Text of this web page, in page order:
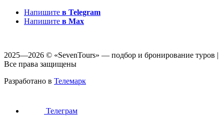
Напишите в Telegram
Напишите в Max
2025—2026 © «SevenTours» — подбор и бронирование туров |
Все права защищены
Разработано в Телемарк
Телеграм